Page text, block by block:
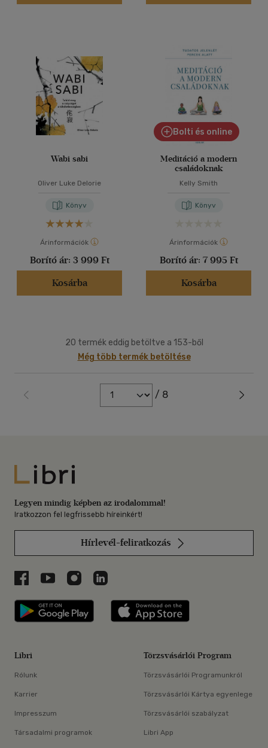
Wabi sabi
Oliver Luke Delorie
Könyv
Árinformációk
Borító ár: 3 999 Ft
Kosárba
Bolti és online
Meditáció a modern
családoknak
Kelly Smith
Könyv
Árinformációk
Borító ár: 7 995 Ft
Kosárba
20 termék eddig betöltve a 153-ből
Még több termék betöltése
/ 8
Libri
Legyen mindig képben az irodalommal!
Iratkozzon fel legfrissebb híreinkért!
Hírlevél-feliratkozás
Libri a Facebookon
Libri a Youtube-on
Libri az Instagramon
Libri a LinkedInen
Libri applikáció Szerezd meg: Google
Libri
Rólunk
Karrier
Impresszum
Társadalmi programok
Törzsvásárlói Program
Törzsvásárlói Programunkról
Törzsvásárlói Kártya egyenlege
Törzsvásárlói szabályzat
Libri App